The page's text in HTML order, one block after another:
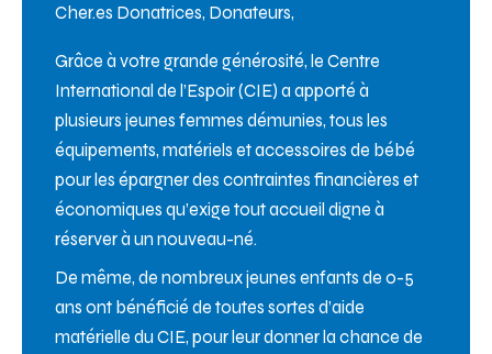
Cher.es Donatrices, Donateurs,
Grâce à votre grande générosité, le Centre
International de l’Espoir (CIE) a apporté à
plusieurs jeunes femmes démunies, tous les
équipements, matériels et accessoires de bébé
pour les épargner des contraintes financières et
économiques qu’exige tout accueil digne à
réserver à un nouveau-né.
De même, de nombreux jeunes enfants de 0-5
ans ont bénéficié de toutes sortes d’aide
matérielle du CIE, pour leur donner la chance de